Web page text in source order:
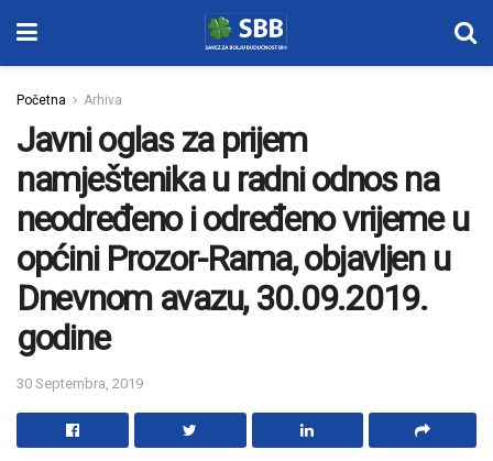
Početna Arhiva
Javni oglas za prijem
namještenika u radni odnos na
neodređeno i određeno vrijeme u
općini Prozor-Rama, objavljen u
Dnevnom avazu, 30.09.2019.
godine
30 Septembra, 2019